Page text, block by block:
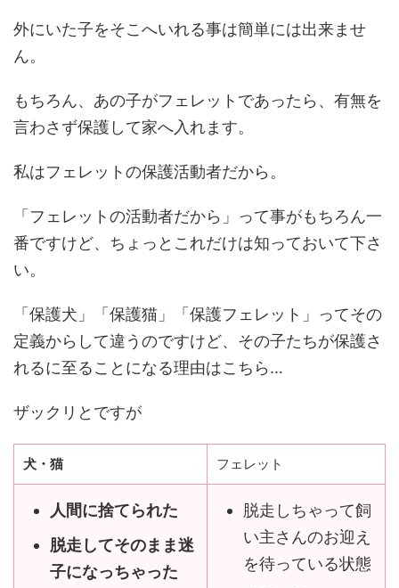
外にいた子をそこへいれる事は簡単には出来ませ
ん。
もちろん、あの子がフェレットであったら、有無を
言わさず保護して家へ入れます。
私はフェレットの保護活動者だから。
「フェレットの活動者だから」って事がもちろん一
番ですけど、ちょっとこれだけは知っておいて下さ
い。
「保護犬」「保護猫」「保護フェレット」ってその
定義からして違うのですけど、その子たちが保護さ
れるに至ることになる理由はこちら…
ザックリとですが
犬・猫 フェレット
人間に捨てられた
脱走してそのまま迷
子になっちゃった
脱走しちゃって飼
い主さんのお迎え
を待っている状態